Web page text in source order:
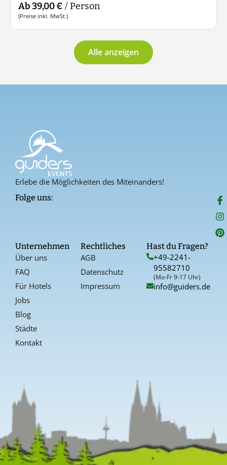
Ab 39,00 € / Person
(Preise inkl. MwSt.)
Alle anzeigen
Erlebe die Möglichkeiten des Miteinanders!
Folge uns: F
a
c
e
b
I
n
s
t
a
P
i
n
t
e
Unternehmen
Über uns
FAQ
Für Hotels
Jobs
Blog
Städte
Kontakt
Rechtliches
AGB
Datenschutz
Impressum
Hast du Fragen?
+49-2241-
95582710
(Mo-Fr 9-17 Uhr)
info@guiders.de
Kundenbewertungen und Erfahrungen zu
SEHR GUT